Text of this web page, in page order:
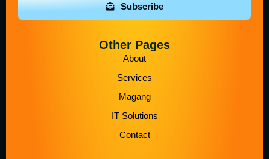
Subscribe
Other Pages
About
Services
Magang
IT Solutions
Contact